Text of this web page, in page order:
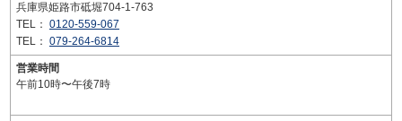
兵庫県姫路市砥堀704-1-763
TEL： 0120-559-067
TEL： 079-264-6814
営業時間
午前10時〜午後7時